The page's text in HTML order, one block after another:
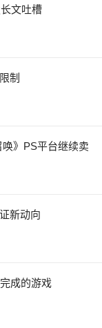
文吐槽
制
》PS平台继续卖
新动向
成的游戏